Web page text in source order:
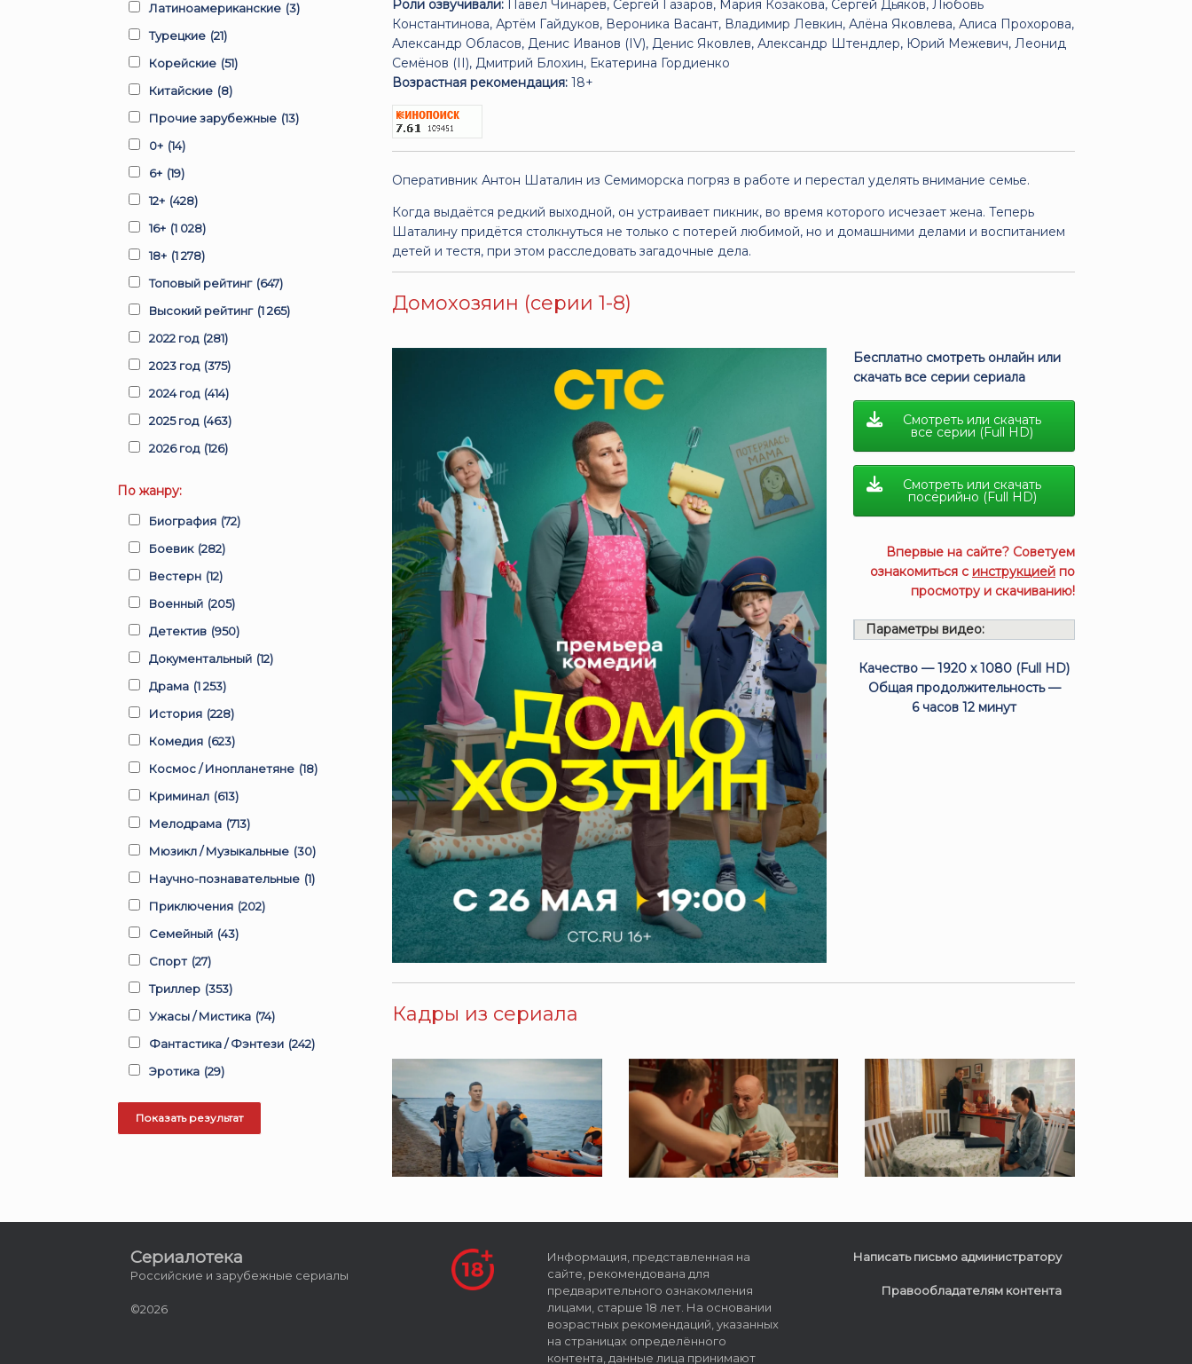
Роли озвучивали: Павел Чинарёв, Сергей Газаров, Мария Козакова, Сергей Дьяков, Любовь
Константинова, Артём Гайдуков, Вероника Васант, Владимир Левкин, Алёна Яковлева, Алиса Прохорова,
Александр Обласов, Денис Иванов (IV), Денис Яковлев, Александр Штендлер, Юрий Межевич, Леонид
Семёнов (II), Дмитрий Блохин, Екатерина Гордиенко
Возрастная рекомендация: 18+
Оперативник Антон Шаталин из Семиморска погряз в работе и перестал уделять внимание семье.
Когда выдаётся редкий выходной, он устраивает пикник, во время которого исчезает жена. Теперь
Шаталину придётся столкнуться не только с потерей любимой, но и домашними делами и воспитанием
детей и тестя, при этом расследовать загадочные дела.
Домохозяин (серии 1-8)
Бесплатно смотреть онлайн или
скачать все серии сериала
Смотреть или скачать
все серии (Full HD)
Смотреть или скачать
посерийно (Full HD)
Впервые на сайте? Советуем
ознакомиться с инструкцией по
просмотру и скачиванию!
Параметры видео:
Качество — 1920 x 1080 (Full HD)
Общая продолжительность —
6 часов 12 минут
Кадры из сериала
Латиноамериканские (3)
Турецкие (21)
Корейские (51)
Китайские (8)
Прочие зарубежные (13)
0+ (14)
6+ (19)
12+ (428)
16+ (1 028)
18+ (1 278)
Топовый рейтинг (647)
Высокий рейтинг (1 265)
2022 год (281)
2023 год (375)
2024 год (414)
2025 год (463)
2026 год (126)
По жанру:
Биография (72)
Боевик (282)
Вестерн (12)
Военный (205)
Детектив (950)
Документальный (12)
Драма (1 253)
История (228)
Комедия (623)
Космос / Инопланетяне (18)
Криминал (613)
Мелодрама (713)
Мюзикл / Музыкальные (30)
Научно-познавательные (1)
Приключения (202)
Семейный (43)
Спорт (27)
Триллер (353)
Ужасы / Мистика (74)
Фантастика / Фэнтези (242)
Эротика (29)
Сериалотека
Российские и зарубежные сериалы
©2026
Информация, представленная на
сайте, рекомендована для
предварительного ознакомления
лицами, старше 18 лет. На основании
возрастных рекомендаций, указанных
на страницах определённого
контента, данные лица принимают
Написать письмо администратору
Правообладателям контента